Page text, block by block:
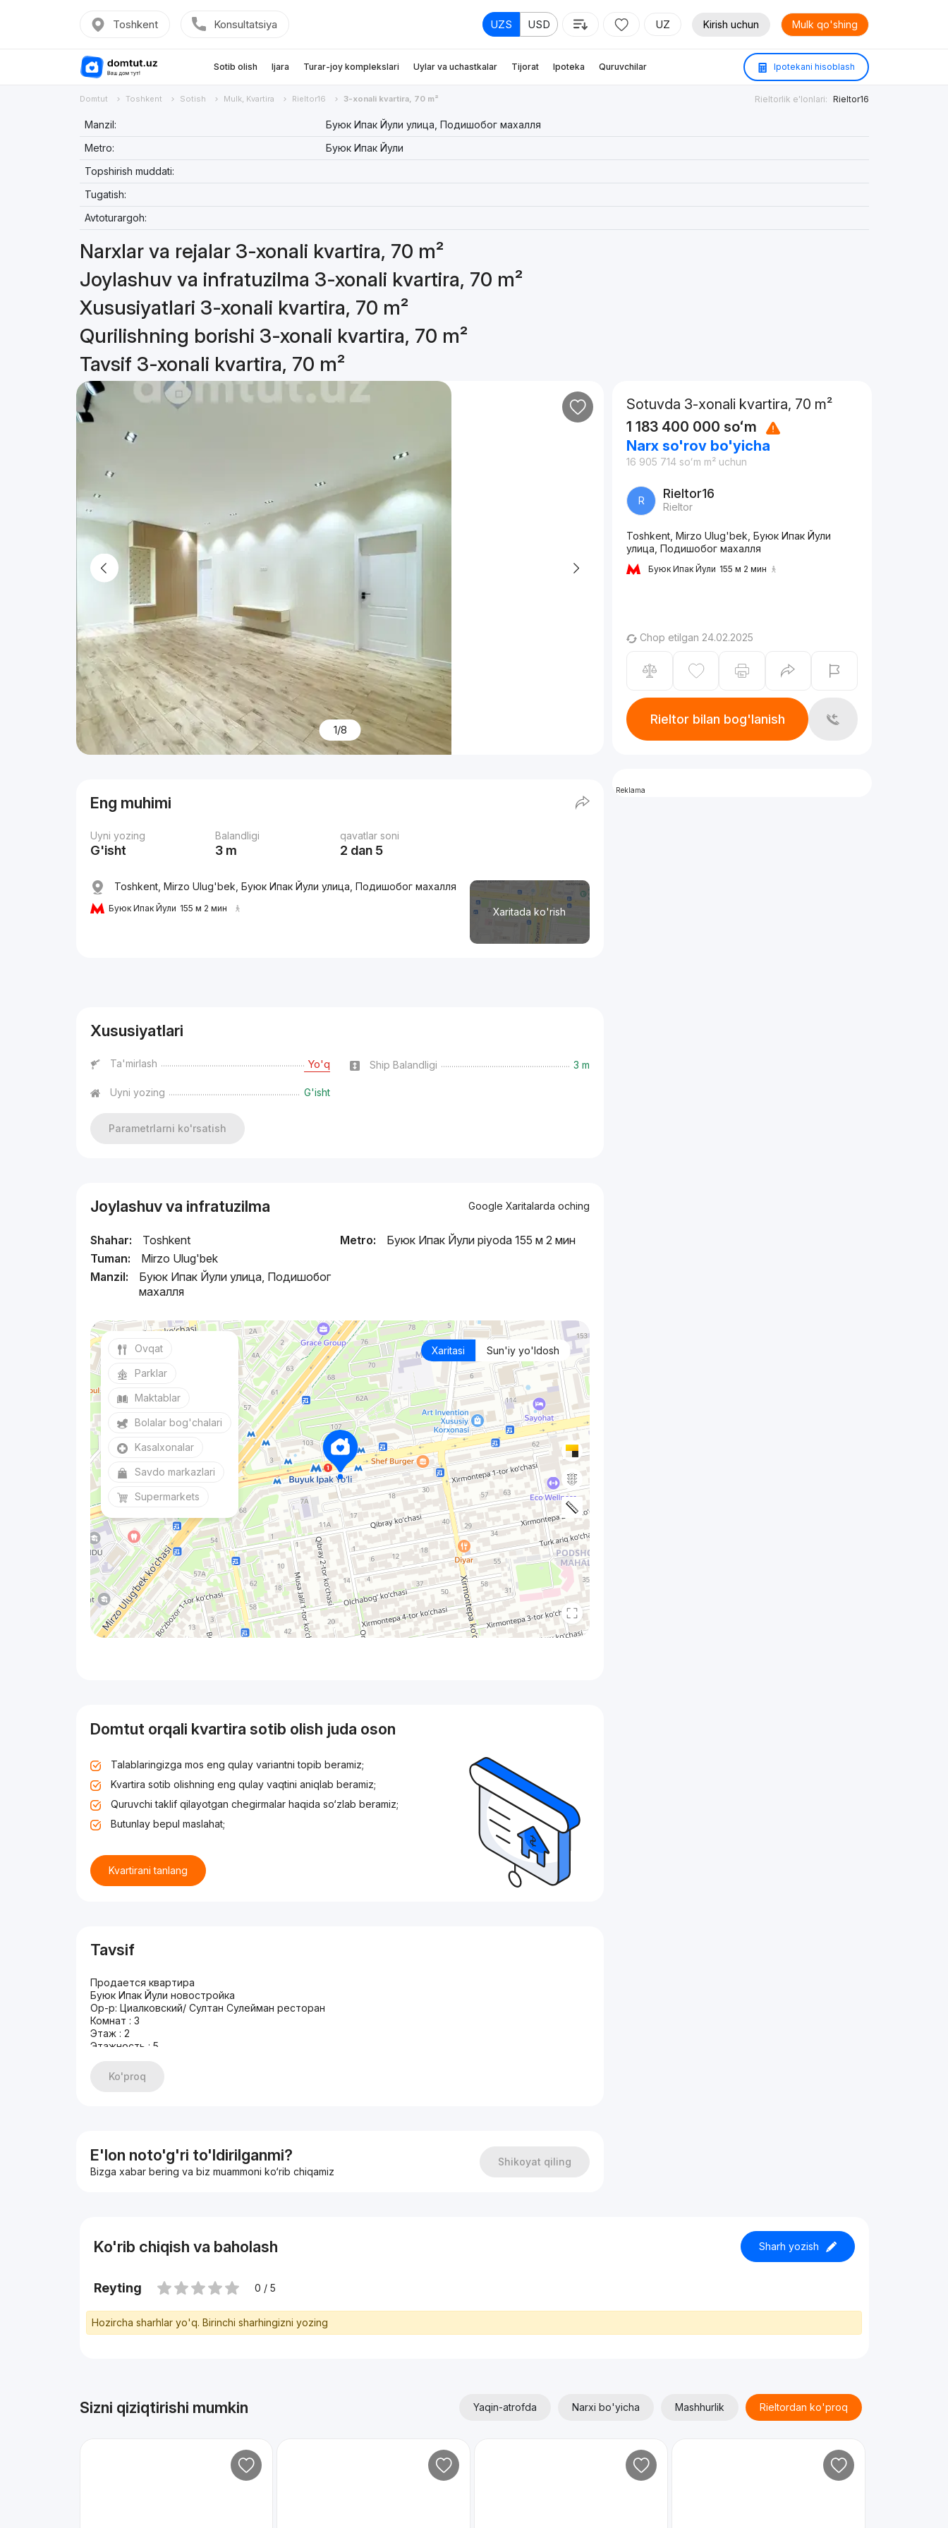
Toshkent Konsultatsiya UZS USD UZ Kirish uchun Mulk qo'shing
Sotib olish Ijara Turar-joy komplekslari Uylar va uchastkalar Tijorat Ipoteka Quruvchilar Ipotekani hisoblash
Domtut Toshkent Sotish Mulk, Kvartira Rieltor16 3-xonali kvartira, 70 m² Rieltorlik e'lonlari: Rieltor16
Manzil:
Буюк Ипак Йули улица, Подишобог махалля
Metro:
Буюк Ипак Йули
Topshirish muddati:
Tugatish:
Avtoturargoh:
Narxlar va rejalar 3-xonali kvartira, 70 m²
Joylashuv va infratuzilma 3-xonali kvartira, 70 m²
Xususiyatlari 3-xonali kvartira, 70 m²
Qurilishning borishi 3-xonali kvartira, 70 m²
Tavsif 3-xonali kvartira, 70 m²
1/8
Eng muhimi
Uyni yozing
G'isht
Balandligi
3 m
qavatlar soni
2 dan 5
Xaritada ko'rish
Toshkent, Mirzo Ulug'bek, Буюк Ипак Йули улица, Подишобог махалля
Буюк Ипак Йули 155 м 2 мин
Xususiyatlari
Ta'mirlash Yo'q Ship Balandligi 3 m
Uyni yozing G'isht
Parametrlarni ko'rsatish
Joylashuv va infratuzilma Google Xaritalarda oching
Shahar:
Toshkent
Tuman:
Mirzo Ulug'bek
Manzil:
Буюк Ипак Йули улица, Подишобог
махалля
Metro: Буюк Ипак Йули piyoda 155 м 2 мин
Xaritasi Sun'iy yo'ldosh
Ovqat
Parklar
Maktablar
Bolalar bog'chalari
Kasalxonalar
Savdo markazlari
Supermarkets
Domtut orqali kvartira sotib olish juda oson
Talablaringizga mos eng qulay variantni topib beramiz;
Kvartira sotib olishning eng qulay vaqtini aniqlab beramiz;
Quruvchi taklif qilayotgan chegirmalar haqida so‘zlab beramiz;
Butunlay bepul maslahat;
Kvartirani tanlang
Tavsif
Продается квартира
Буюк Ипак Йули новостройка
Ор-р: Циалковский/ Султан Сулейман ресторан
Комнат : 3
Этаж : 2
Этажность : 5
Состояние: евроремонт
Ko'proq
E'lon noto'g'ri to'ldirilganmi?
Bizga xabar bering va biz muammoni ko‘rib chiqamiz
Shikoyat qiling
Sotuvda 3-xonali kvartira, 70 m²
1 183 400 000 soʻm
Narx so'rov bo'yicha
16 905 714 soʻm m² uchun
R Rieltor16
Rieltor
Toshkent, Mirzo Ulug'bek, Буюк Ипак Йули
улица, Подишобог махалля
Буюк Ипак Йули 155 м 2 мин
Chop etilgan 24.02.2025
Rieltor bilan bog'lanish
Reklama
Ko'rib chiqish va baholash Sharh yozish
Reyting 0 / 5
Hozircha sharhlar yo'q. Birinchi sharhingizni yozing
Sizni qiziqtirishi mumkin Yaqin-atrofda Narxi bo'yicha Mashhurlik Rieltordan ko'proq